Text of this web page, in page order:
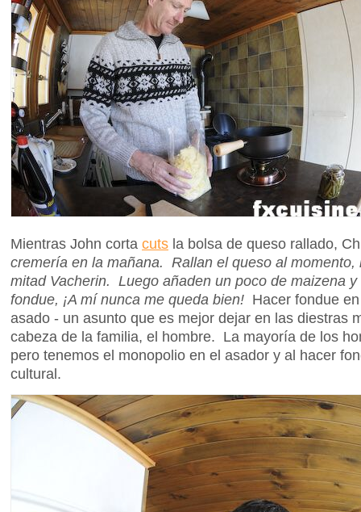
Mientras John corta cuts la bolsa de queso rallado,
cremería en la mañana. Rallan el queso al momento,
mitad Vacherin. Luego añaden un poco de maizena
fondue, ¡A mí nunca me queda bien! Hacer fondue
asado - un asunto que es mejor dejar en las diestras
cabeza de la familia, el hombre. La mayoría de los
pero tenemos el monopolio en el asador y al hacer
cultural.